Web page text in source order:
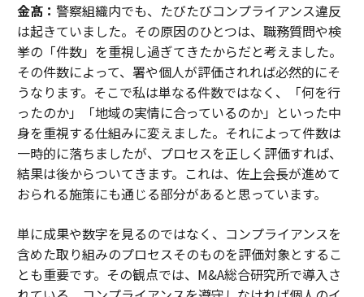
金髙： 警察組織内でも、たびたびコンプライアンス違反
は起きていました。その原因のひとつは、職務質問や検
挙の「件数」を重視し過ぎてきたからだと考えました。
その件数によって、署や個人が評価されれば必然的にそ
うなります。そこで私は単なる件数ではなく、「何を行
ったのか」「地域の実情に合っているのか」といった中
身を重視する仕組みに変えました。それによって件数は
一時的に落ちましたが、プロセスを正しく評価すれば、
結果は後からついてきます。これは、佐上会長が進めて
おられる施策にも通じる部分があると思っています。
単に成果や数字を見るのではなく、コンプライアンスを
含めた取り組みのプロセスそのものを評価対象とするこ
とも重要です。その観点では、M&A総合研究所で導入さ